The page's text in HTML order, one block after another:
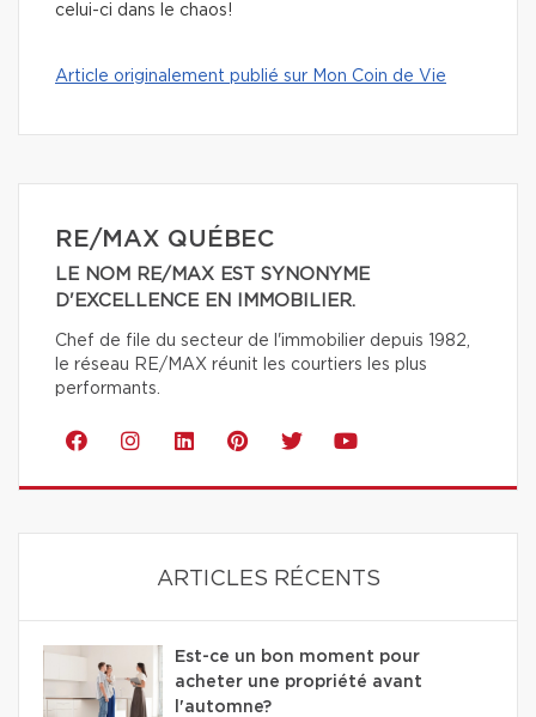
celui-ci dans le chaos!
Article originalement publié sur Mon Coin de Vie
RE/MAX QUÉBEC
LE NOM RE/MAX EST SYNONYME
D'EXCELLENCE EN IMMOBILIER.
Chef de file du secteur de l'immobilier depuis 1982,
le réseau RE/MAX réunit les courtiers les plus
performants.
ARTICLES RÉCENTS
Est-ce un bon moment pour
acheter une propriété avant
l'automne?